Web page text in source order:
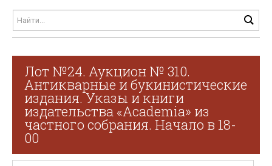
Лот №24. Аукцион № 310.
Антикварные и букинистические
издания. Указы и книги
издательства «Academia» из
частного собрания. Начало в 18-
00